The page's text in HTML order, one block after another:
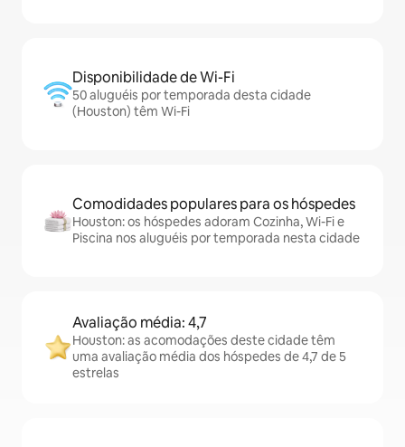
Disponibilidade de Wi-Fi
50 aluguéis por temporada desta cidade
(Houston) têm Wi-Fi
Comodidades populares para os hóspedes
Houston: os hóspedes adoram Cozinha, Wi-Fi e
Piscina nos aluguéis por temporada nesta cidade
Avaliação média: 4,7
Houston: as acomodações deste cidade têm
uma avaliação média dos hóspedes de 4,7 de 5
estrelas